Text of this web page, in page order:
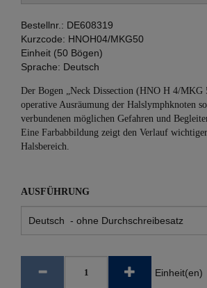
Bestellnr.: DE608319
Kurzcode: HNOH04/MKG50
Einheit (50 Bögen)
Sprache: Deutsch
Der Bogen „Neck Dissection (HNO H 4/MKG
operative Ausräumung der Halslymphknoten
verbundenen möglichen Gefahren und
Eine Farbabbildung zeigt den Verlauf
Halsbereich.
AUSFÜHRUNG
Einheit(en)